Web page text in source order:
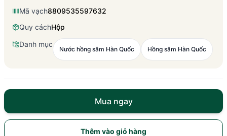
Mã vạch8809535597632
Quy cáchHộp
Danh mục
Nước hồng sâm Hàn Quốc Hồng sâm Hàn Quốc
Mua ngay
Thêm vào giỏ hàng